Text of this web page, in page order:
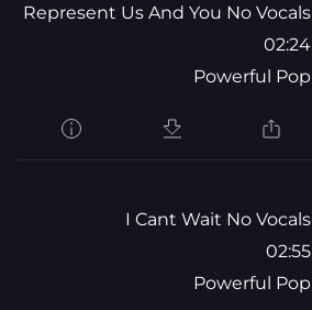
Represent Us And You No Vocals
02:24
Powerful Pop
I Cant Wait No Vocals
02:55
Powerful Pop